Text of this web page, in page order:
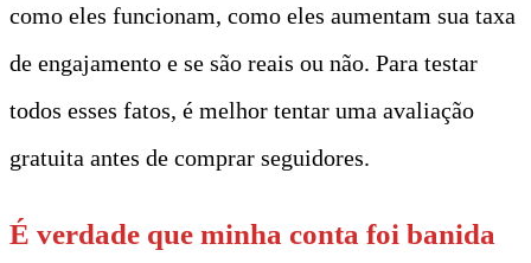
como eles funcionam, como eles aumentam sua taxa
de engajamento e se são reais ou não. Para testar
todos esses fatos, é melhor tentar uma avaliação
gratuita antes de comprar seguidores.
É verdade que minha conta foi banida